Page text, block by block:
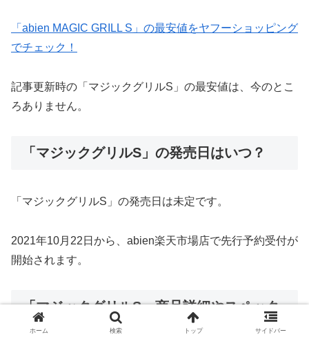
「abien MAGIC GRILL S」の最安値をヤフーショッピング
でチェック！
記事更新時の「マジックグリルS」の最安値は、今のとこ
ろありません。
「マジックグリルS」の発売日はいつ？
「マジックグリルS」の発売日は未定です。
2021年10月22日から、abien楽天市場店で先行予約受付が
開始されます。
「マジックグリルS」商品詳細やスペック
ホーム 検索 トップ サイドバー